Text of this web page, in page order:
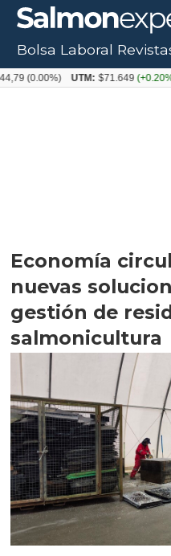
Economía
nuevas
gestión de
salmonicultura
Bolsa Laboral
UTM: $71.649(+0.20%)